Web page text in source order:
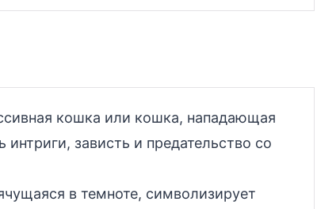
кошка или кошка, нападающая
зависть и предательство со
в темноте, символизирует